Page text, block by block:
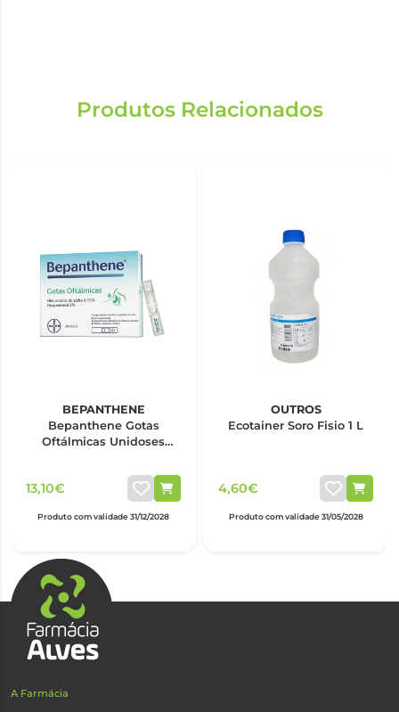
Produtos Relacionados
BEPANTHENE
Bepanthene Gotas
Oftálmicas Unidoses
13,10€
Produto com validade 31/12/2028
OUTROS
Ecotainer Soro Fisio 1 L
4,60€
Produto com validade 31/05/2028
A Farmácia